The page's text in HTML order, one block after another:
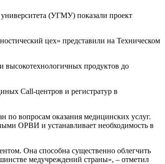
(УГМУ) показали проект
цех» представили на Техническом
продуктов до
Call-центров и регистратур в
по вопросам оказания медицинских услуг.
ОРВИ и устанавливает необходимость в
Она способна существенно облегчить
медучреждений страны», – отметил